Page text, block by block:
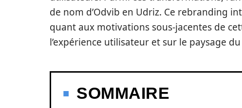
de nom d’Odvib en Udriz. Ce rebranding
quant aux motivations sous-jacentes de
l’expérience utilisateur et sur le paysage
SOMMAIRE